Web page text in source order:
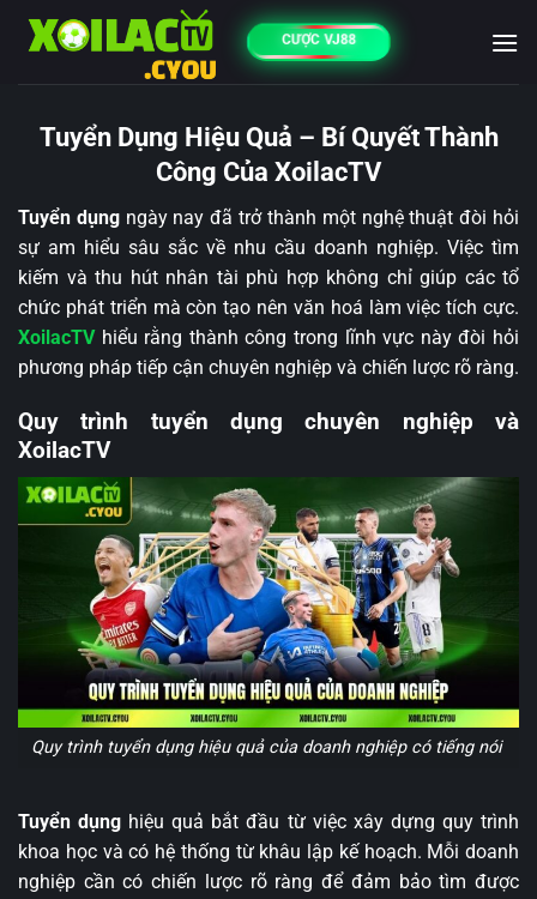
qua
CƯỢC VJ88
Tuyển Dụng Hiệu Quả – Bí Quyết Thành
Công Của XoilacTV
Tuyển dụngngày nay đã trở thành một nghệ thuật đòi hỏi
sự am hiểu sâu sắc về nhu cầu doanh nghiệp. Việc tìm
kiếm và thu hút nhân tài phù hợp không chỉ giúp các tổ
chức phát triển mà còn tạo nên văn hoá làm việc tích cực.
XoilacTVhiểu rằng thành công trong lĩnh vực này đòi hỏi
phương pháp tiếp cận chuyên nghiệp và chiến lược rõ ràng.
Quy trình tuyển dụng chuyên nghiệp và
XoilacTV
Quy trình tuyển dụng hiệu quả của doanh nghiệp có tiếng nói
Tuyển dụng hiệu quả bắt đầu từ việc xây dựng quy trình
khoa học và có hệ thống từ khâu lập kế hoạch. Mỗi doanh
nghiệp cần có chiến lược rõ ràng để đảm bảo tìm được